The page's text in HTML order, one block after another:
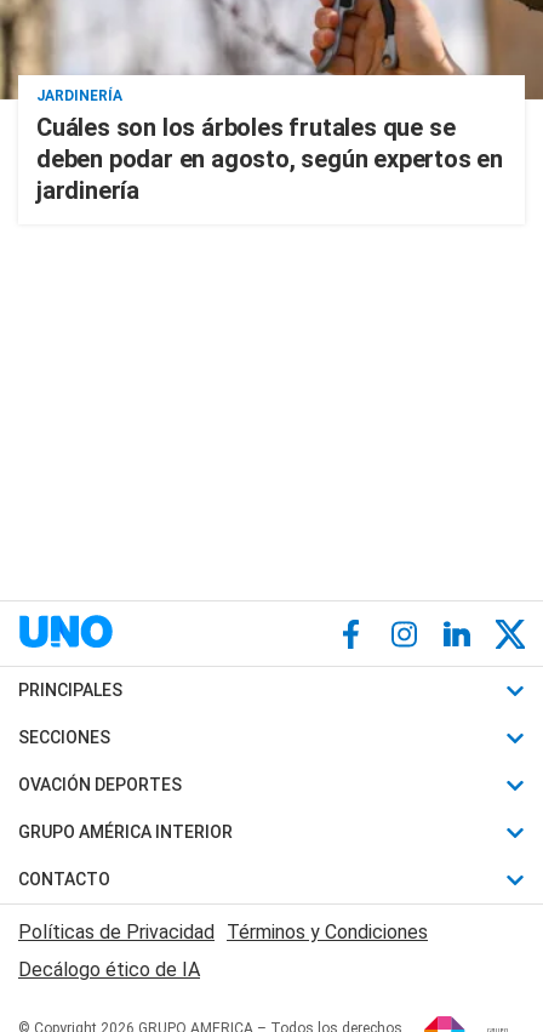
JARDINERÍA
Cuáles son los árboles frutales que se
deben podar en agosto, según expertos en
jardinería
PRINCIPALES
Últimas Noticias
Política
Judiciales
Economia
SECCIONES
Horóscopo
Motores
Trucos caseros
Series y Películas
Edictos y Solicitadas
OVACIÓN DEPORTES
Fútbol
Mundial
Automovilismo
Rugby
Básquet
GRUPO AMÉRICA INTERIOR
Canal 7 en Vivo
CONTACTO
Acerca de Nosotros
Contactanos
Políticas de Privacidad Términos y Condiciones
Decálogo ético de IA
© Copyright 2026 GRUPO AMERICA – Todos los derechos